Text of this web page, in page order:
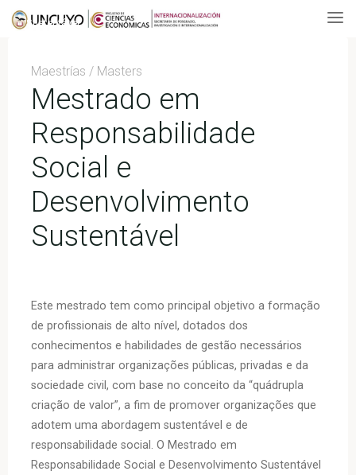
Skip
Sustentável
Maestrías / Masters
Mestrado em
Responsabilidade
Social e
Desenvolvimento
Sustentável
Este mestrado tem como principal objetivo a formação
de profissionais de alto nível, dotados dos
conhecimentos e habilidades de gestão necessários
para administrar organizações públicas, privadas e da
sociedade civil, com base no conceito da “quádrupla
criação de valor”, a fim de promover organizações que
adotem uma abordagem sustentável e de
responsabilidade social. O Mestrado em
Responsabilidade Social e Desenvolvimento Sustentável